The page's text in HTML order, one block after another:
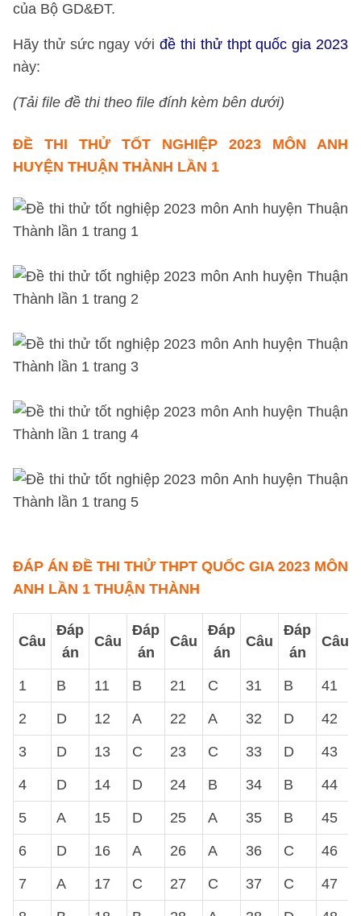
của Bộ GD&ĐT.
Hãy thử sức ngay vớiđề thi thử thpt quốc gia 2023
này:
(Tải file đề thi theo file đính kèm bên dưới)
ĐỀ THI THỬ TỐT NGHIỆP 2023 MÔN ANH
HUYỆN THUẬN THÀNH LẦN 1
ĐÁP ÁN ĐỀ THI THỬ THPT QUỐC GIA 2023 MÔN
ANH LẦN 1 THUẬN THÀNH
Câu
Đáp
án
Câu
Đáp
án
Câu
Đáp
án
Câu
Đáp
án
Câu
1 B 11 B 21 C 31 B 41
2 D 12 A 22 A 32 D 42
3 D 13 C 23 C 33 D 43
4 D 14 D 24 B 34 B 44
5 A 15 D 25 A 35 B 45
6 D 16 A 26 A 36 C 46
7 A 17 C 27 C 37 C 47